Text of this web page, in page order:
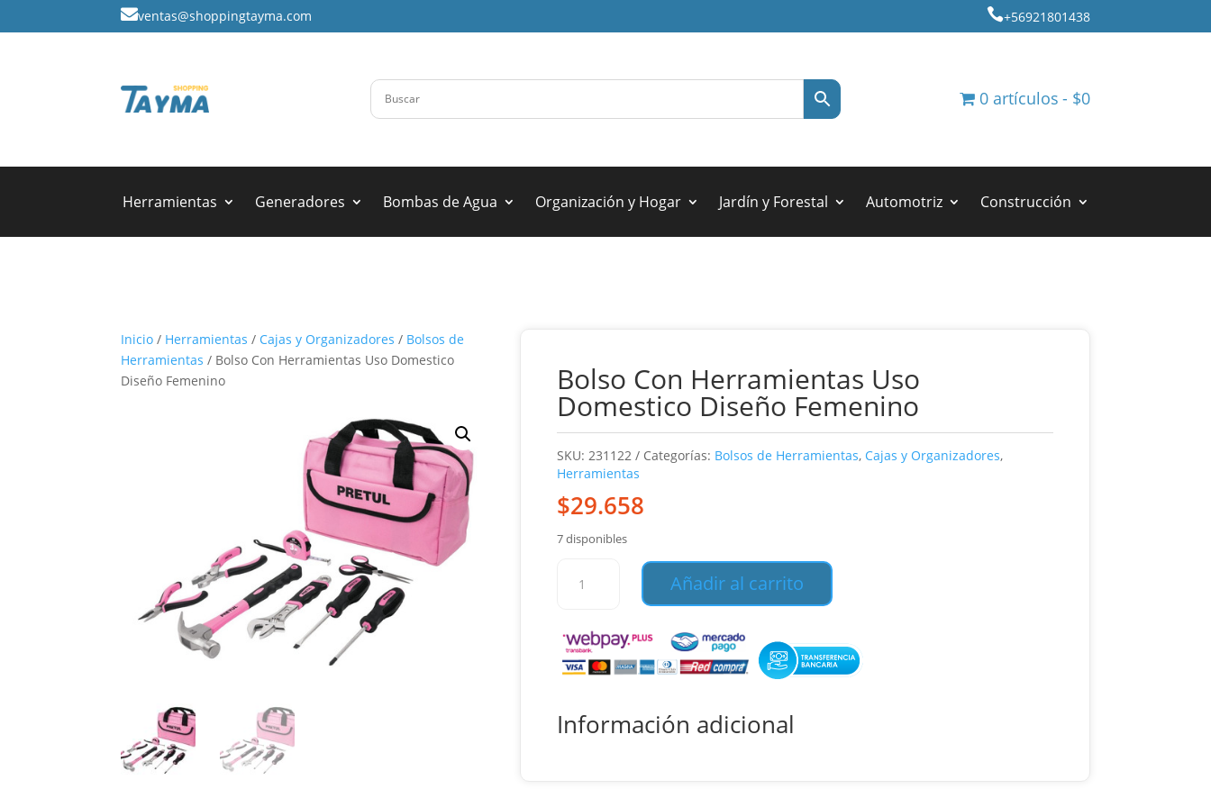
ventas@shoppingtayma.com +56921801438
0 artículos $0
Herramientas Generadores Bombas de Agua Organización y Hogar Jardín y Forestal Automotriz Construcción
Inicio / Herramientas / Cajas y Organizadores / Bolsos de
Herramientas / Bolso Con Herramientas Uso Domestico
Diseño Femenino
Bolso Con Herramientas Uso
Domestico Diseño Femenino
SKU: 231122 Categorías: Bolsos de Herramientas, Cajas y Organizadores,
Herramientas
$29.658
7 disponibles
Con
Domestico
Diseño
cantidad
Añadir al carrito
Información adicional